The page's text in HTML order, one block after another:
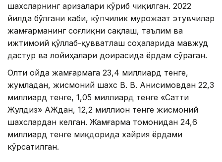
шахсларнинг аризалари кўриб чиқилган. 2022
йилда бўлгани каби, кўпчилик мурожаат этувчилар
жамғарманинг соғлиқни сақлаш, таълим ва
ижтимоий қўллаб-қувватлаш соҳаларида мавжуд
дастур ва лойиҳалари доирасида ёрдам сўраган.
Олти ойда жамғармага 23,4 миллиард тенге,
жумладан, жисмоний шахс В. В. Анисимовдан 22,3
миллиард тенге, 1,05 миллиард тенге «Сатти
Жулдиз» АЖдан, 12,2 миллион тенге жисмоний
шахслардан келган. Жамғарма томонидан 24,6
миллиард тенге миқдорида хайрия ёрдами
кўрсатилган.